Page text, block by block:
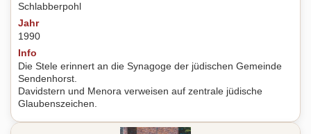
Schlabberpohl
Jahr
1990
Info
Die Stele erinnert an die Synagoge der jüdischen Gemeinde
Sendenhorst.
Davidstern und Menora verweisen auf zentrale jüdische
Glaubenszeichen.